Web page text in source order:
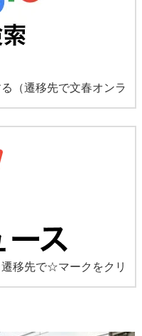
（遷移先で文春オンラ
遷移先で☆マークをクリ